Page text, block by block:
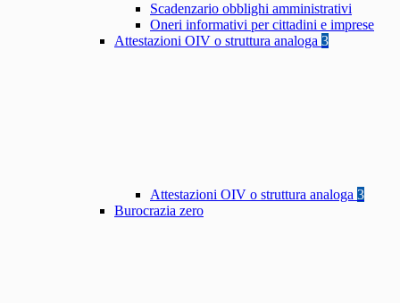
Scadenzario obblighi amministrativi
Oneri informativi per cittadini e imprese
Attestazioni OIV o struttura analoga 3
Attestazioni OIV o struttura analoga 3
Burocrazia zero